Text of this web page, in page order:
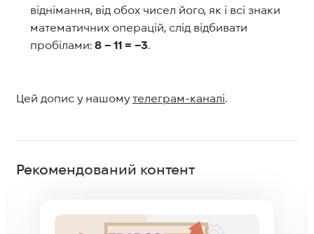
віднімання, від обох чисел його, як і всі знаки
математичних операцій, слід відбивати
пробілами: 8 − 11 = −3.
Цей допис у нашомутелеграм-каналі.
Рекомендований контент